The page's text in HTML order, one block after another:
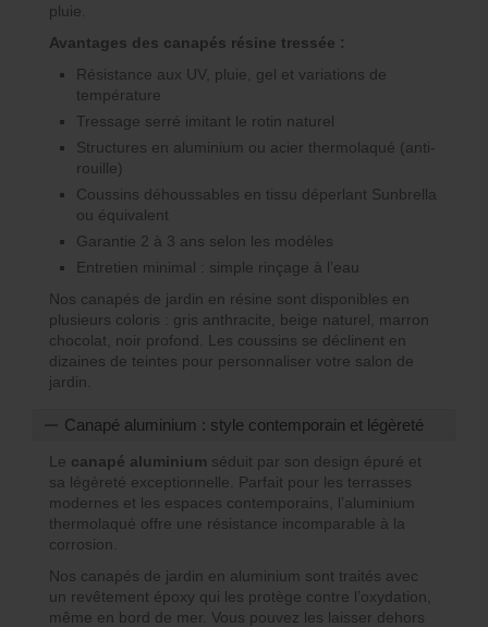
pluie.
Avantages des canapés résine tressée :
Résistance aux UV, pluie, gel et variations de
température
Tressage serré imitant le rotin naturel
Structures en aluminium ou acier thermolaqué (anti-
rouille)
Coussins déhoussables en tissu déperlant Sunbrella
ou équivalent
Garantie 2 à 3 ans selon les modèles
Entretien minimal : simple rinçage à l’eau
Nos canapés de jardin en résine sont disponibles en
plusieurs coloris : gris anthracite, beige naturel, marron
chocolat, noir profond. Les coussins se déclinent en
dizaines de teintes pour personnaliser votre salon de
jardin.
Canapé aluminium : style contemporain et légèreté
Le canapé aluminium séduit par son design épuré et
sa légèreté exceptionnelle. Parfait pour les terrasses
modernes et les espaces contemporains, l’aluminium
thermolaqué offre une résistance incomparable à la
corrosion.
Nos canapés de jardin en aluminium sont traités avec
un revêtement époxy qui les protège contre l’oxydation,
même en bord de mer. Vous pouvez les laisser dehors